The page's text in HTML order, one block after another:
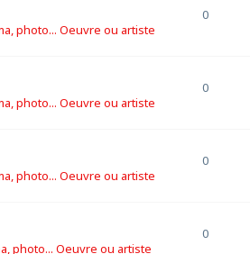
photo... Oeuvre ou artiste
0
photo... Oeuvre ou artiste
0
photo... Oeuvre ou artiste
0
photo... Oeuvre ou artiste
0